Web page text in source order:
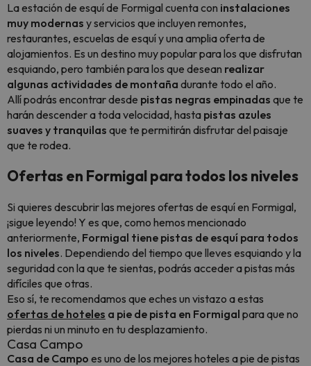
La estación de esquí de Formigal cuenta con instalaciones
muy modernas y servicios que incluyen remontes,
restaurantes, escuelas de esquí y una amplia oferta de
alojamientos. Es un destino muy popular para los que disfrutan
esquiando, pero también para los que desean realizar
algunas actividades de montaña durante todo el año.
Allí podrás encontrar desde pistas negras empinadas que te
harán descender a toda velocidad, hasta pistas azules
suaves y tranquilas que te permitirán disfrutar del paisaje
que te rodea.
Ofertas en Formigal para todos los niveles
Si quieres descubrir las mejores ofertas de esquí en Formigal,
¡sigue leyendo! Y es que, como hemos mencionado
anteriormente, Formigal tiene pistas de esquí para todos
los niveles. Dependiendo del tiempo que lleves esquiando y la
seguridad con la que te sientas, podrás acceder a pistas más
difíciles que otras.
Eso sí, te recomendamos que eches un vistazo a estas
ofertas de hoteles a pie de pista en Formigal para que no
pierdas ni un minuto en tu desplazamiento.
Casa Campo
Casa de Campo es uno de los mejores hoteles a pie de pistas